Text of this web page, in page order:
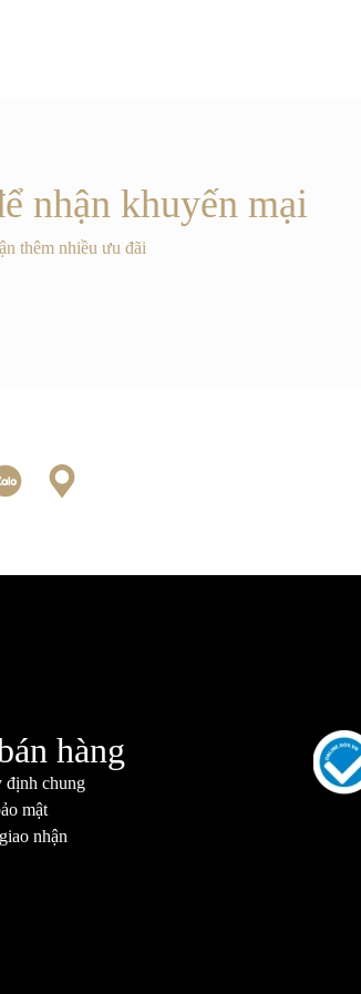
nhận khuyến mại
thêm nhiều ưu đãi
hàng
định chung
mật
nhận